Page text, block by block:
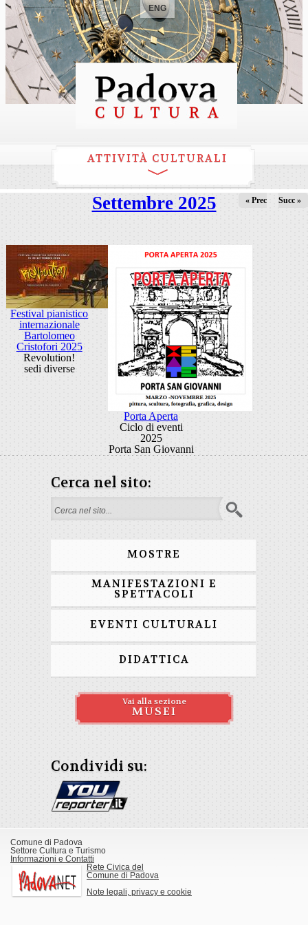
ENG
ATTIVITÀ CULTURALI
Settembre 2025 « Prec Succ »
Festival pianistico
internazionale
Bartolomeo
Cristofori 2025
Revolution!
sedi diverse
Porta Aperta
Ciclo di eventi
2025
Porta San Giovanni
Cerca nel sito:
Form di ricerca
MOSTRE
MANIFESTAZIONI E
SPETTACOLI
EVENTI CULTURALI
DIDATTICA
Vai alla sezione
MUSEI
Condividi su:
Comune di Padova
Settore Cultura e Turismo
Informazioni e Contatti
Rete Civica del
Comune di Padova
Note legali, privacy e cookie